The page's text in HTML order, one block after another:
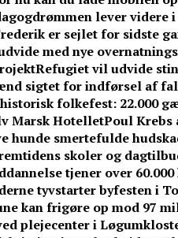
lever videre
er sejlet for sidste
med nye
Refugiet vil udvide
sigtet for indførsel af
folkefest: 22.000
Marsk HotelletPoul
hunde smertefulde
skoler og
tjener over
tyvstarter byfesten i
kan frigøre op mod 97
plejecenter i